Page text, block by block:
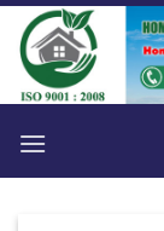
Bỏ
qua
nội
dung